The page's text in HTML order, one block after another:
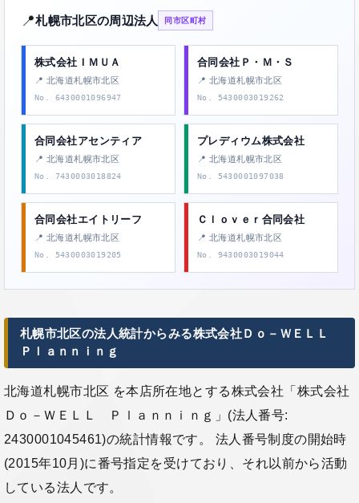
📍札幌市北区の周辺法人 同市区町村
株式会社ＩＭＵＡ
📍 北海道札幌市北区
No. 6430001096947
合同会社Ｐ・Ｍ・Ｓ
📍 北海道札幌市北区
No. 5430003019262
合同会社アセンティア
📍 北海道札幌市北区
No. 7430003018824
プレディウム株式会社
📍 北海道札幌市北区
No. 5430001097038
合同会社エイトリーフ
📍 北海道札幌市北区
No. 5430003019205
Ｃｌｏｖｅｒ合同会社
📍 北海道札幌市北区
No. 9430003019044
札幌市北区の法人統計からみる株式会社Ｄｏ－ＷＥＬＬ
Ｐｌａｎｎｉｎｇ
北海道札幌市北区 を本店所在地とする株式会社「株式会社
Ｄｏ－ＷＥＬＬ Ｐｌａｎｎｉｎｇ」(法人番号:
2430001045461)の統計情報です。 法人番号制度の開始時
(2015年10月)に番号指定を受けており、それ以前から活動
している法人です。